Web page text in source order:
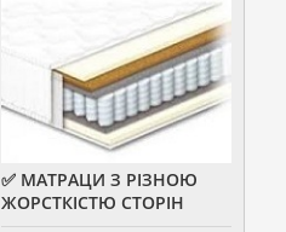
✅ МАТРАЦИ З РІЗНОЮ
ЖОРСТКІСТЮ СТОРІН